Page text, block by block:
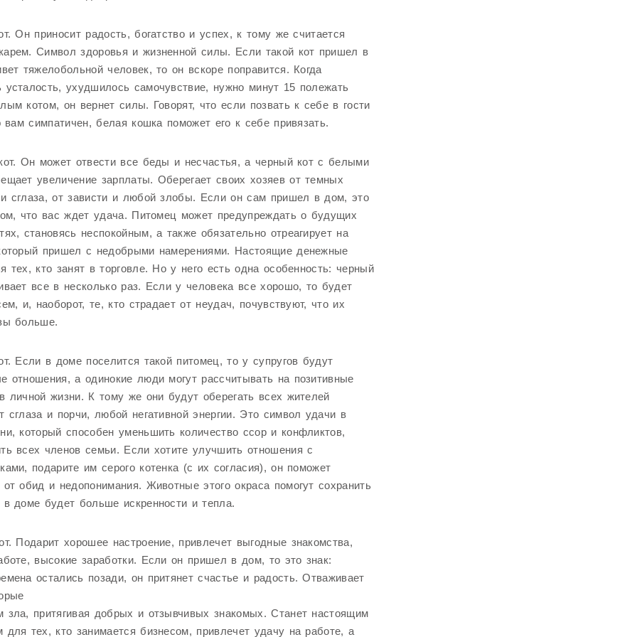
Он приносит радость, богатство и успех, к тому же считается
Символ здоровья и жизненной силы. Если такой кот пришел в
тяжелобольной человек, то он вскоре поправится. Когда
усталость, ухудшилось самочувствие, нужно минут 15 полежать
котом, он вернет силы. Говорят, что если позвать к себе в гости
вам симпатичен, белая кошка поможет его к себе привязать.
Он может отвести все беды и несчастья, а черный кот с белыми
увеличение зарплаты. Оберегает своих хозяев от темных
сглаза, от зависти и любой злобы. Если он сам пришел в дом, это
что вас ждет удача. Питомец может предупреждать о будущих
становясь неспокойным, а также обязательно отреагирует на
пришел с недобрыми намерениями. Настоящие денежные
тех, кто занят в торговле. Но у него есть одна особенность: черный
все в несколько раз. Если у человека все хорошо, то будет
и, наоборот, те, кто страдает от неудач, почувствуют, что их
больше.
Если в доме поселится такой питомец, то у супругов будут
отношения, а одинокие люди могут рассчитывать на позитивные
личной жизни. К тому же они будут оберегать всех жителей
сглаза и порчи, любой негативной энергии. Это символ удачи в
который способен уменьшить количество ссор и конфликтов,
всех членов семьи. Если хотите улучшить отношения с
подарите им серого котенка (с их согласия), он поможет
от обид и недопонимания. Животные этого окраса помогут сохранить
в доме будет больше искренности и тепла.
Подарит хорошее настроение, привлечет выгодные знакомства,
высокие заработки. Если он пришел в дом, то это знак:
остались позади, он притянет счастье и радость. Отваживает
зла, притягивая добрых и отзывчивых знакомых. Станет настоящим
для тех, кто занимается бизнесом, привлечет удачу на работе, а